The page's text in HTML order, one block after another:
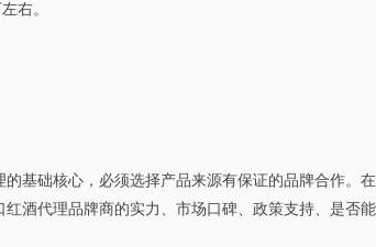
右。
基础核心，必须选择产品来源有保证的品牌合作。
酒代理品牌商的实力、市场口碑、政策支持、是否